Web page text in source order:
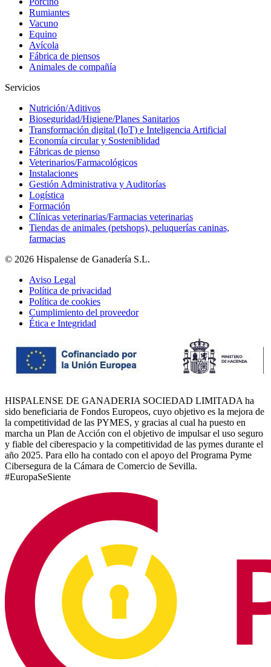
Rumiantes
Vacuno
Equino
Avícola
Fábrica de piensos
Animales de compañía
Servicios
Nutrición/Aditivos
Bioseguridad/Higiene/Planes Sanitarios
Transformación digital (IoT) e Inteligencia Artificial
Economía circular y Sosteniblidad
Fábricas de pienso
Veterinarios/Farmacológicos
Instalaciones
Gestión Administrativa y Auditorías
Logística
Formación
Clínicas veterinarias/Farmacias veterinarias
Tiendas de animales (petshops), peluquerías caninas,
farmacias
© 2026 Hispalense de Ganadería S.L.
Aviso Legal
Política de privacidad
Política de cookies
Cumplimiento del proveedor
Ética e Integridad
HISPALENSE DE GANADERIA SOCIEDAD LIMITADA ha
sido beneficiaria de Fondos Europeos, cuyo objetivo es la mejora de
la competitividad de las PYMES, y gracias al cual ha puesto en
marcha un Plan de Acción con el objetivo de impulsar el uso seguro
y fiable del ciberespacio y la competitividad de las pymes durante el
año 2025. Para ello ha contado con el apoyo del Programa Pyme
Cibersegura de la Cámara de Comercio de Sevilla.
#EuropaSeSiente